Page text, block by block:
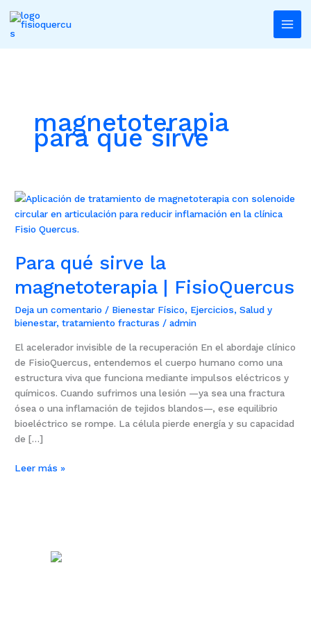
contenido
magnetoterapia
para que sirve
Para qué sirve la
magnetoterapia | FisioQuercus
Deja un comentario / Bienestar Físico, Ejercicios,Salud y
bienestar,tratamiento fracturas /admin
El acelerador invisible de la recuperación En el abordaje clínico
de FisioQuercus, entendemos el cuerpo humano como una
estructura viva que funciona mediante impulsos eléctricos y
químicos. Cuando sufrimos una lesión —ya sea una fractura
ósea o una inflamación de tejidos blandos—, ese equilibrio
bioeléctrico se rompe. La célula pierde energía y su capacidad
de […]
Para
qué
sirve
magnetoterapia
FisioQuercus
Leer más »